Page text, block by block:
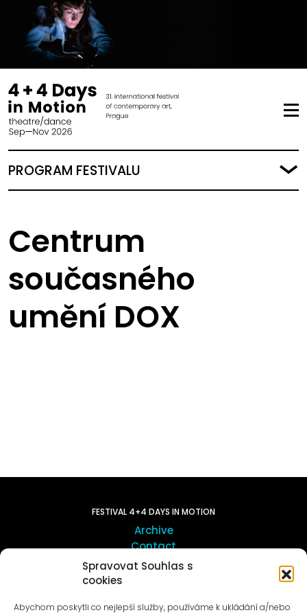
Spravovat Souhlas s
cookies
Abychom poskytli co nejlepší služby, používáme k ukládání a/nebo
PROGRAM FESTIVALU
Centrum
současného
umění DOX
FESTIVAL 4+4 DAYS IN MOTION
Archive
Contact